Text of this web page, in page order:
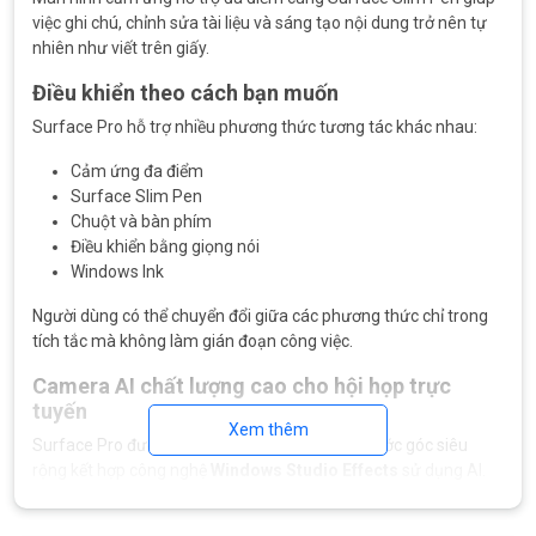
việc ghi chú, chỉnh sửa tài liệu và sáng tạo nội dung trở nên tự
nhiên như viết trên giấy.
Điều khiển theo cách bạn muốn
Surface Pro hỗ trợ nhiều phương thức tương tác khác nhau:
Cảm ứng đa điểm
Surface Slim Pen
Chuột và bàn phím
Điều khiển bằng giọng nói
Windows Ink
Người dùng có thể chuyển đổi giữa các phương thức chỉ trong
tích tắc mà không làm gián đoạn công việc.
Camera AI chất lượng cao cho hội họp trực
tuyến
Surface Pro được trang bị hệ thống camera trước góc siêu
Các tính năng nổi bật:
Xem thêm